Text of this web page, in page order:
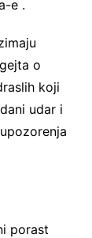
e .
o
koji
udar i
porast